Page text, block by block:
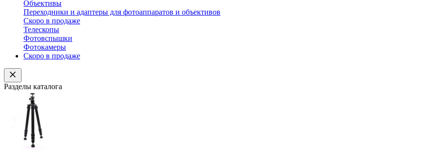
Объективы
Переходники и адаптеры для фотоаппаратов и объективов
Скоро в продаже
Телескопы
Фотовспышки
Фотокамеры
Скоро в продаже
Разделы каталога